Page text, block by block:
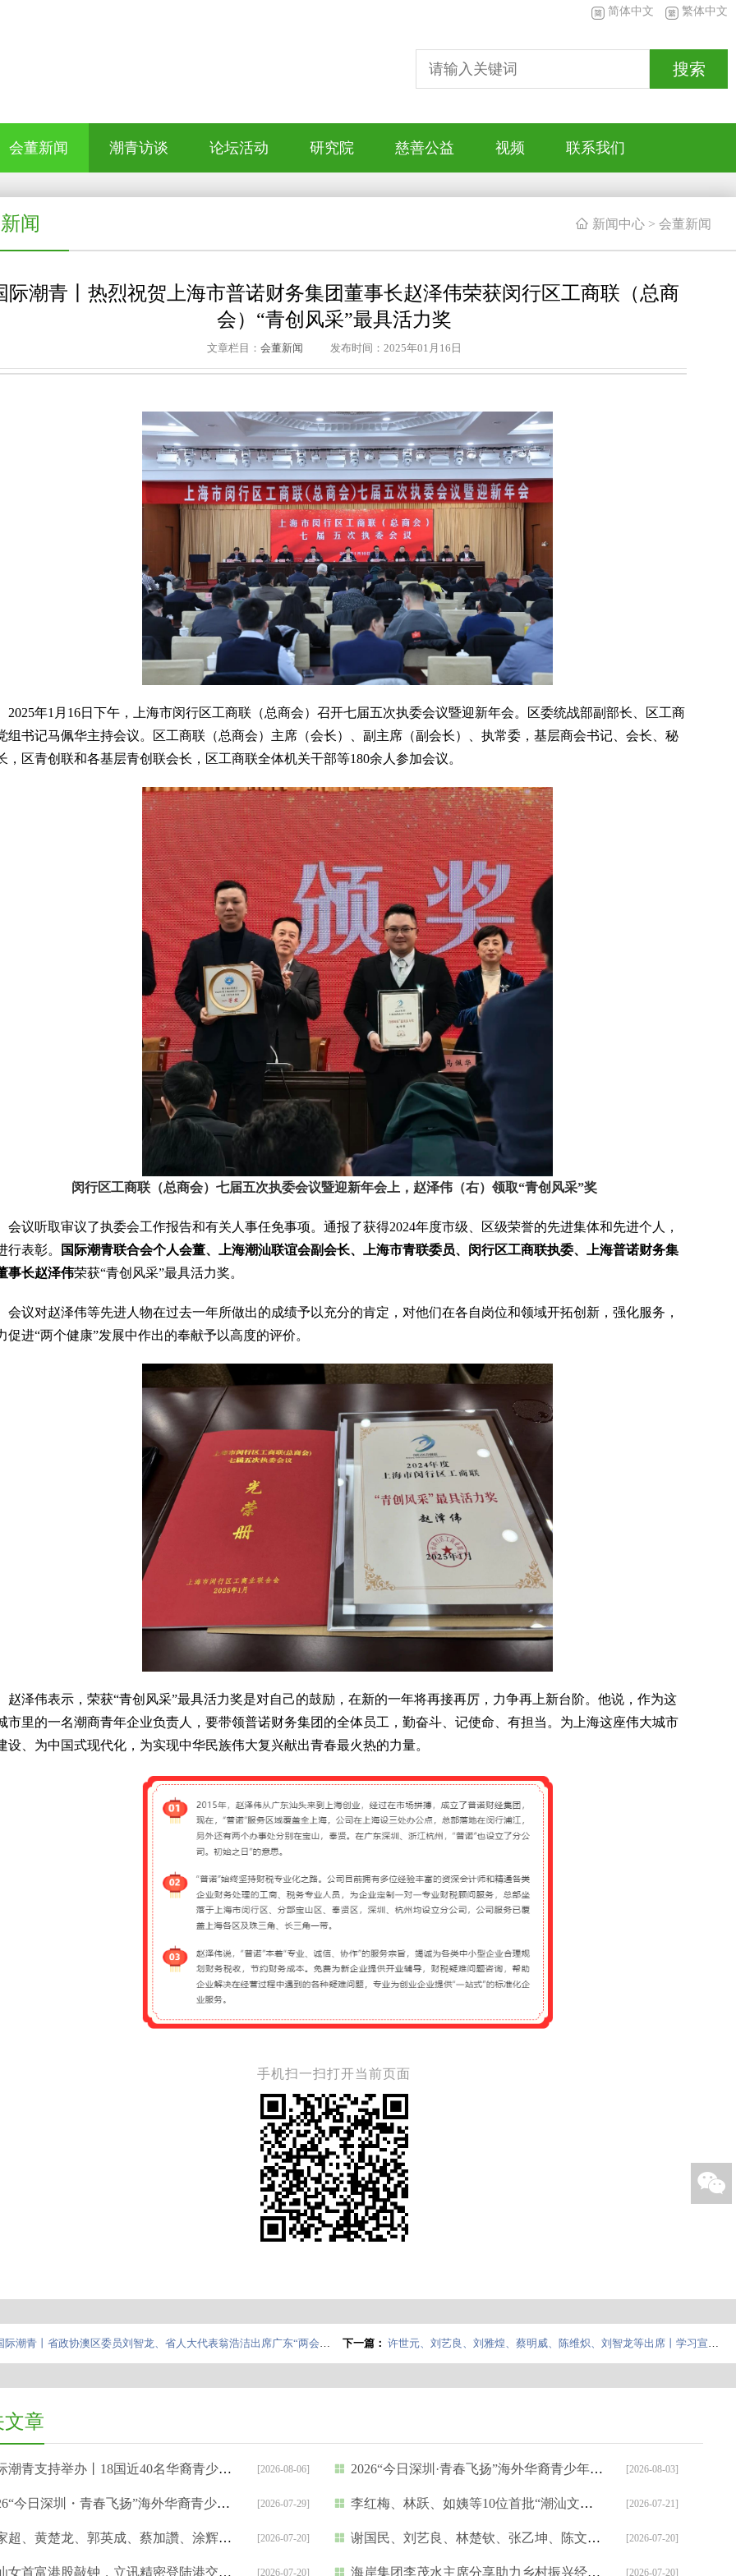
搜索
简体中文 繁体中文
会董新闻 潮青访谈 论坛活动 研究院 慈善公益 视频 联系我们
闻  新闻中心 > 会董新闻
际潮青丨热烈祝贺上海市普诺财务集团董事长赵泽伟荣获闵行区工商联（总商
会）“青创风采”最具活力奖
文章栏目： 会董新闻 发布时间：2025年01月16日
2025年1月16日下午，上海市闵行区工商联（总商会）召开七届五次执委会议暨迎新年会。区委统战部副部长、区工商
组书记马佩华主持会议。区工商联（总商会）主席（会长）、副主席（副会长）、执常委，基层商会书记、会长、秘
，区青创联和各基层青创联会长，区工商联全体机关干部等180余人参加会议。
闵行区工商联（总商会）七届五次执委会议暨迎新年会上，赵泽伟（右）领取“青创风采”奖
会议听取审议了执委会工作报告和有关人事任免事项。通报了获得2024年度市级、区级荣誉的先进集体和先进个人，
行表彰。
国际潮青联合会个人会董、上海潮汕联谊会副会长、上海市青联委员、闵行区工商联执委、上海普诺财务集
事长赵泽伟荣获“青创风采”最具活力奖。
会议对赵泽伟等先进人物在过去一年所做出的成绩予以充分的肯定，对他们在各自岗位和领域开拓创新，强化服务，
促进“两个健康”发展中作出的奉献予以高度的评价。
赵泽伟表示，荣获“青创风采”最具活力奖是对自己的鼓励，在新的一年将再接再厉，力争再上新台阶。他说，作为这
市里的一名潮商青年企业负责人，要带领普诺财务集团的全体员工，勤奋斗、记使命、有担当。为上海这座伟大城市
设、为中国式现代化，为实现中华民族伟大复兴献出青春最火热的力量。
手机扫一扫打开当前页面
际潮青丨省政协澳区委员刘智龙、省人大代表翁浩洁出席广东“两会”并发表建言 下一篇： 许世元、刘艺良、刘雅煌、蔡明威、陈维炽、刘智龙等出席丨学习宣传贯彻习近平主席视察澳门重要讲话精神座谈会在澳门培华中学举办
章
青支持举办丨18国近40名华裔青少年开启深圳“APEC之约” [2026-08-06] 2026“今日深圳·青春飞扬”海外华裔青少年中文主题夏令营圆满举行 [2026-08-03]
今日深圳・青春飞扬”海外华裔青少年中文夏令营开营 [2026-07-29] 李红梅、林跃、如姨等10位首批“潮汕文旅推荐官”亮相，共绘烟火潮汕 [2026-07-21]
黄楚龙、郭英成、蔡加讚、涂辉龙等出席 | 星岛新闻集团“2025杰出领袖选举”颁奖礼 [2026-07-20] 谢国民、刘艺良、林楚钦、张乙坤、陈文雄、林辉勇、张钦伟、陈运金等出席第十一届世界华侨华人社团联谊大会 [2026-07-20]
首富港股敲钟，立讯精密登陆港交所，市值超4871亿港元! [2026-07-20] 海岸集团李茂水主席分享助力乡村振兴经验|粤东海岸农商城参展深圳食博会备受瞩目 [2026-07-20]
